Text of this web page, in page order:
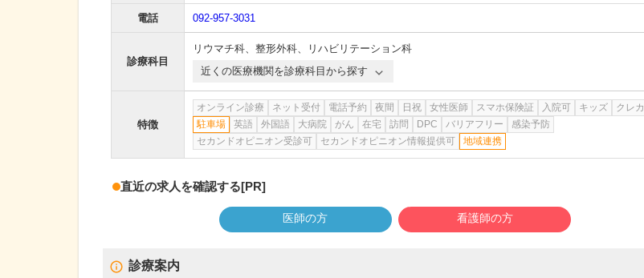
電話 092-957-3031
診療科目
リウマチ科、 整形外科、
リハビリテーション科
近くの医療機関を診療科目から探す
特徴
オンライン診療 ネット受付 電話予約 夜間 日祝 女性医師 スマホ保険証 入院可 キッズ
クレカ
駐車場
英語 外国語 大病院 がん 在宅 訪問 DPC バリアフリー
感染予防
セカンドオピニオン受診可
セカンドオピニオン情報提供可 地域連携
直近の求人を確認する[PR]
医師の方 看護師の方
診療案内